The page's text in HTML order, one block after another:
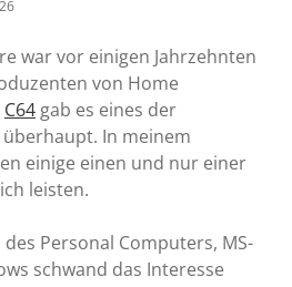
Regeln
im Web (externer Link)
Podcast (externer
Link)
Microblog
rss email-
form
mastodon
war vor einigen Jahrzehnten
von Home
C64 gab es eines der
In meinem
einige einen und nur einer
leisten.
Personal Computers, MS-
schwand das Interesse